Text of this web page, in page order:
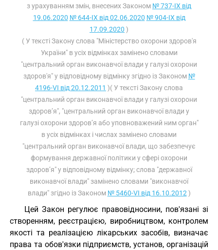
з урахуванням змін, внесених Законом № 737-IX від
19.06.2020 № 644-IX від 02.06.2020 № 904-IX від
17.09.2020 )
( У тексті Закону слова "Міністерство охорони здоров'я
України" в усіх відмінках замінено словами
"центральний орган виконавчої влади у галузі охорони
здоров'я" у відповідному відмінку згідно із Законом №
4196-VI від 20.12.2011 )( У тексті Закону слова
"центральний орган виконавчої влади у галузі охорони
здоров’я", "центральний орган виконавчої влади у
галузі охорони здоров’я або уповноважений ним орган"
в усіх відмінках і числах замінено словами
"центральний орган виконавчої влади, що забезпечує
формування державної політики у сфері охорони
здоров’я" у відповідному відмінку; слова "державної
виконавчої влади" замінено словами "виконавчої
влади" згідно із Законом № 5460-VI від 16.10.2012 )
Цей Закон регулює правовідносини, пов'язані зі
створенням, реєстрацією, виробництвом, контролем
якості та реалізацією лікарських засобів, визначає
права та обов'язки підприємств, установ, організацій